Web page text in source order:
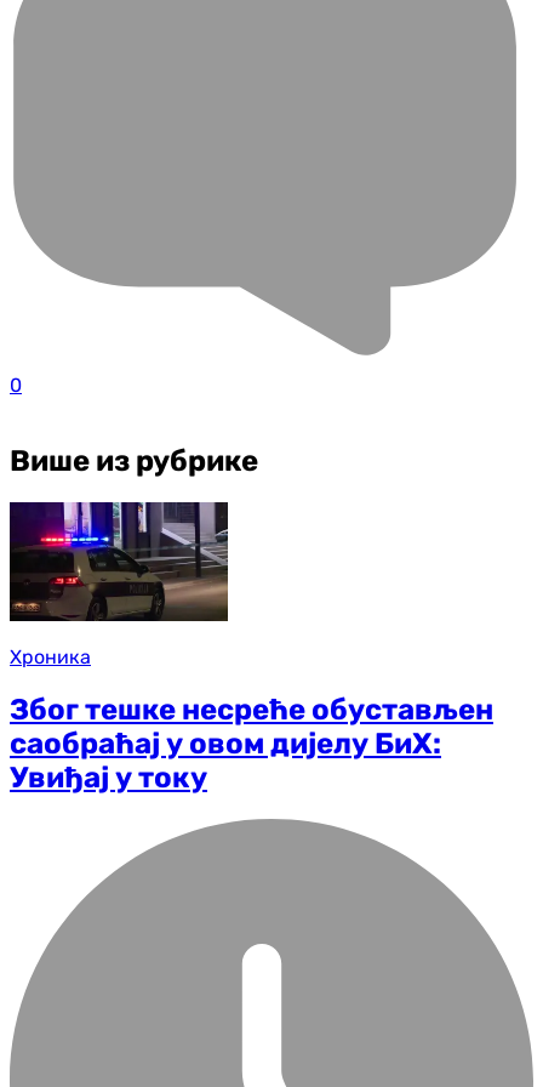
0
Више из рубрике
Хроника
Због тешке несреће обустављен
саобраћај у овом дијелу БиХ:
Увиђај у току